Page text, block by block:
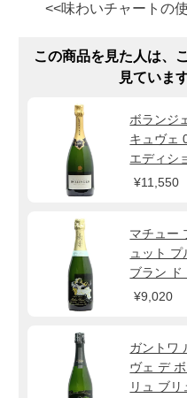
<<味わいチャートの
この商品を見た人は、
見ていま
ボランジ
キュヴェ
エディシ
¥11,550
マチュー
ュット プ
ブラン ド
¥9,020
ガントワ
ヴェ デ
リュ ブ